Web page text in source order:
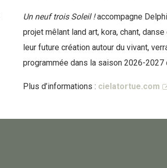
Un neuf trois Soleil !accompagne
projet mêlant land art, kora, chant,
leur future création autour du vivant,
programmée dans la saison 2026-2027
Plus d’informations : cielatortue.com